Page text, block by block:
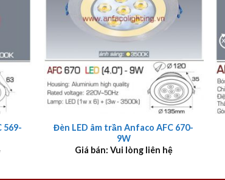
569-
+
Đèn LED âm trần Anfaco AFC 670-
9W
Giá bán: Vui lòng liên hệ